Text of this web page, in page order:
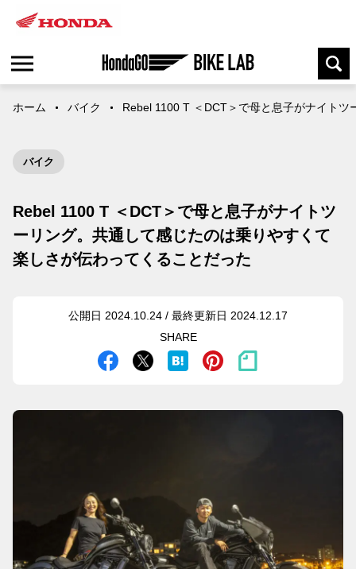
ホーム バイク Rebel 1100 T ＜DCT＞で母と息子がナイト
バイク
Rebel 1100 T ＜DCT＞で母と息子がナイトツ
ーリング。共通して感じたのは乗りやすくて
楽しさが伝わってくることだった
公開日 2024.10.24 / 最終更新日 2024.12.17
SHARE